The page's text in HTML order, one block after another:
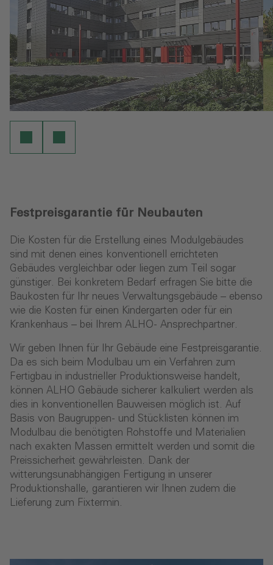
Festpreisgarantie für Neubauten
Die Kosten für die Erstellung eines Modulgebäudes
sind mit denen eines konventionell errichteten
Gebäudes vergleichbar oder liegen zum Teil sogar
günstiger. Bei konkretem Bedarf erfragen Sie bitte die
Baukosten für Ihr neues Verwaltungsgebäude – ebenso
wie die Kosten für einen Kindergarten oder für ein
Krankenhaus – bei Ihrem ALHO- Ansprechpartner.
Wir geben Ihnen für Ihr Gebäude eine Festpreisgarantie.
Da es sich beim Modulbau um ein Verfahren zum
Fertigbau in industrieller Produktionsweise handelt,
können ALHO Gebäude sicherer kalkuliert werden als
dies in konventionellen Bauweisen möglich ist. Auf
Basis von Baugruppen- und Stücklisten können im
Modulbau die benötigten Rohstoffe und Materialien
nach exakten Massen ermittelt werden und somit die
Preissicherheit gewährleisten. Dank der
witterungsunabhängigen Fertigung in unserer
Produktionshalle, garantieren wir Ihnen zudem die
Lieferung zum Fixtermin.